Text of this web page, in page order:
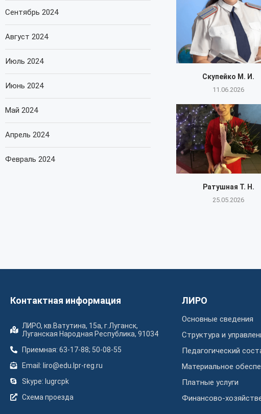
Скупейко М. И.
11.06.2026
Ратушная Т. Н.
25.05.2026
Сентябрь 2024
Август 2024
Июль 2024
Июнь 2024
Май 2024
Апрель 2024
Февраль 2024
Контактная информация
ЛИРО, кв.Ватутина, 15а, г.Луганск,
Луганская Народная Республика, 91034
Приемная: 63-17-88; 50-08-55
Email: liro@edu.lpr-reg.ru
Skype: lugrcpk
Схема проезда
ЛИРО
Основные сведения
Структура и
Педагогический
Материальное
Платные услуги
Финансово-